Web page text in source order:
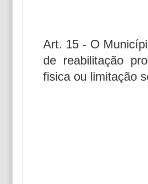
Art. 15 - O
de reabilitação
fisica ou limitação